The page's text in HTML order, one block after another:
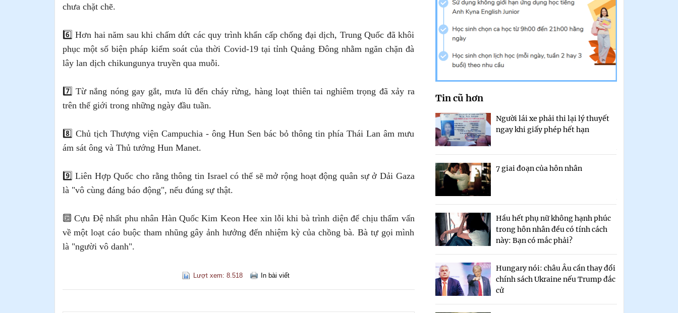
chưa chặt chẽ.
6️⃣ Hơn hai năm sau khi chấm dứt các quy trình khẩn cấp chống đại dịch, Trung Quốc đã khôi
phục một số biện pháp kiểm soát của thời Covid-19 tại tỉnh Quảng Đông nhằm ngăn chặn đà
lây lan dịch chikungunya truyền qua muỗi.
7️⃣ Từ nắng nóng gay gắt, mưa lũ đến cháy rừng, hàng loạt thiên tai nghiêm trọng đã xảy ra
trên thế giới trong những ngày đầu tuần.
8️⃣ Chủ tịch Thượng viện Campuchia - ông Hun Sen bác bỏ thông tin phía Thái Lan âm mưu
ám sát ông và Thủ tướng Hun Manet.
9️⃣ Liên Hợp Quốc cho rằng thông tin Israel có thể sẽ mở rộng hoạt động quân sự ở Dải Gaza
là "vô cùng đáng báo động", nếu đúng sự thật.
🔟 Cựu Đệ nhất phu nhân Hàn Quốc Kim Keon Hee xin lỗi khi bà trình diện để chịu thẩm vấn
về một loạt cáo buộc tham nhũng gây ảnh hưởng đến nhiệm kỳ của chồng bà. Bà tự gọi mình
là "người vô danh".
Lượt xem: 8.518 In bài viết
Tin cũ hơn
Người lái xe phải thi lại lý thuyết
ngay khi giấy phép hết hạn
7 giai đoạn của hôn nhân
Hầu hết phụ nữ không hạnh phúc
trong hôn nhân đều có tính cách
này: Bạn có mắc phải?
Hungary nói: châu Âu cần thay đổi
chính sách Ukraine nếu Trump đắc
cử